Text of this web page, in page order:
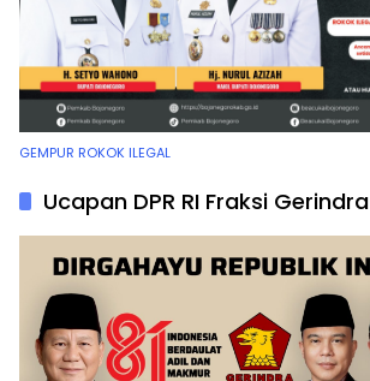
GEMPUR ROKOK ILEGAL
Ucapan DPR RI Fraksi Gerindra